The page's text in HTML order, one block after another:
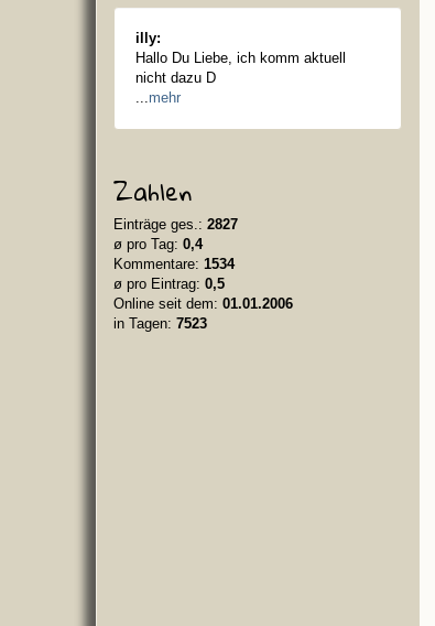
illy:
Hallo Du Liebe, ich komm aktuell
nicht dazu D
...mehr
Zahlen
Einträge ges.: 2827
ø pro Tag: 0,4
Kommentare: 1534
ø pro Eintrag: 0,5
Online seit dem: 01.01.2006
in Tagen: 7523